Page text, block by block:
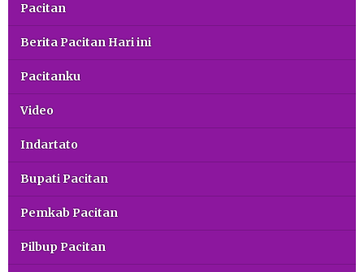
Pacitan
Berita Pacitan Hari ini
Pacitanku
Video
Indartato
Bupati Pacitan
Pemkab Pacitan
Pilbup Pacitan